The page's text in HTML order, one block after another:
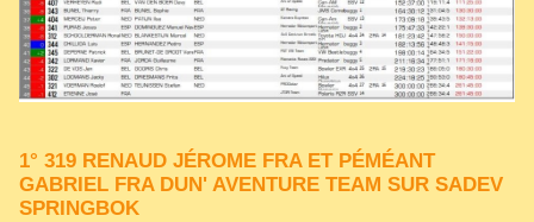
1° 319 RENAUD JÉROME FRA ET PÉMÉANT
GABRIEL FRA DUN' AVENTURE TEAM SUR SADEV
SPRINGBOK